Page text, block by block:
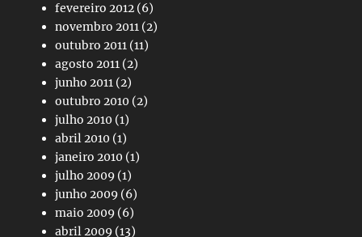
fevereiro 2012 (6)
novembro 2011 (2)
outubro 2011 (11)
agosto 2011 (2)
junho 2011 (2)
outubro 2010 (2)
julho 2010 (1)
abril 2010 (1)
janeiro 2010 (1)
julho 2009 (1)
junho 2009 (6)
maio 2009 (6)
abril 2009 (13)